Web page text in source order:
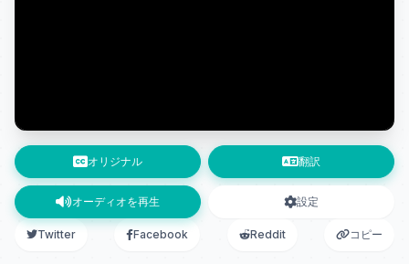
オリジナル 翻訳
オーディオを再生 設定
Twitter Facebook Reddit コピー